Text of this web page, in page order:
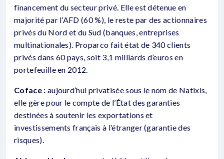
financement du secteur privé. Elle est détenue en
majorité par l’AFD (60 %), le reste par des actionnaires
privés du Nord et du Sud (banques, entreprises
multinationales). Proparco fait état de 340 clients
privés dans 60 pays, soit 3,1 milliards d’euros en
portefeuille en 2012.
Coface : aujourd’hui privatisée sous le nom de Natixis,
elle gère pour le compte de l’État des garanties
destinées à soutenir les exportations et
investissements français à l’étranger (garantie des
risques).